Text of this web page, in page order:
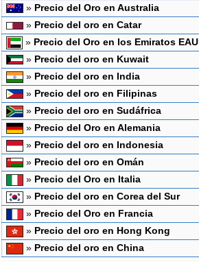
» Precio del Oro en Australia
» Precio del oro en Catar
» Precio del Oro en los Emiratos EAU
» Precio del oro en Kuwait
» Precio del oro en India
» Precio del oro en Filipinas
» Precio del oro en Sudáfrica
» Precio del Oro en Alemania
» Precio del oro en Indonesia
» Precio del oro en Omán
» Precio del Oro en Italia
» Precio del oro en Corea del Sur
» Precio del Oro en Francia
» Precio del oro en Hong Kong
» Precio del oro en China